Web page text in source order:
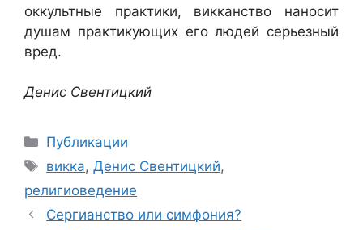
оккультные практики, викканство наносит
душам практикующих его людей серьезный
вред.
Денис Свентицкий
Рубрики
Публикации
Метки
викка,Денис Свентицкий,
религиоведение
Сергианство или симфония?